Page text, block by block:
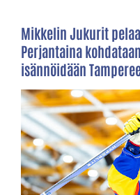
Mikkelin Jukurit
Perjantaina
isännöidään